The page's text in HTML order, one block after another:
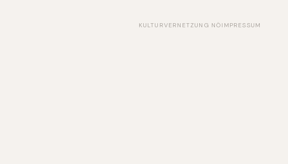
KULTURVERNETZUNG NÖIMPRESSUM